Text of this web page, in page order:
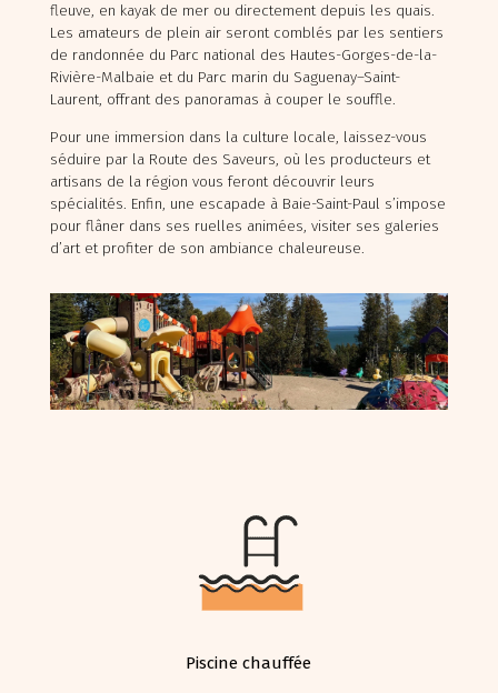
fleuve, en kayak de mer ou directement depuis les quais.
Les amateurs de plein air seront comblés par les sentiers
de randonnée du Parc national des Hautes-Gorges-de-la-
Rivière-Malbaie et du Parc marin du Saguenay–Saint-
Laurent, offrant des panoramas à couper le souffle.
Pour une immersion dans la culture locale, laissez-vous
séduire par la Route des Saveurs, où les producteurs et
artisans de la région vous feront découvrir leurs
spécialités. Enfin, une escapade à Baie-Saint-Paul s’impose
pour flâner dans ses ruelles animées, visiter ses galeries
d’art et profiter de son ambiance chaleureuse.
Piscine chauffée